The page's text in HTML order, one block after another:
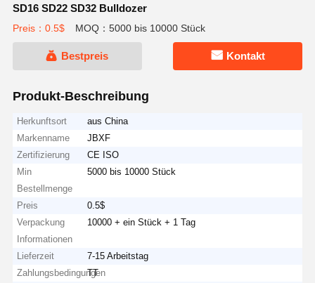
SD16 SD22 SD32 Bulldozer
Preis：0.5$ MOQ：5000 bis 10000 Stück
Bestpreis Kontakt
Produkt-Beschreibung
Herkunftsort
aus China
Markenname
JBXF
Zertifizierung
CE ISO
Min
Bestellmenge
5000 bis 10000 Stück
Preis
0.5$
Verpackung
Informationen
10000 + ein Stück + 1 Tag
Lieferzeit
7-15 Arbeitstag
Zahlungsbedingungen
TT